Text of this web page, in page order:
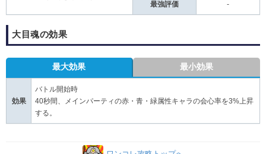
最強評価 -
大目魂の効果
最大効果 最小効果
効果
バトル開始時
40秒間、メインパーティの赤・青・緑属性キャラの会心率を3%上昇
する。